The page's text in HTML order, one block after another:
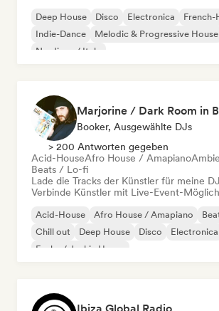
Deep House Disco Electronica French-
Indie-Dance
Melodic & Progressive House
Nu-disco / Italo
Marjorine / Dark Room in
Booker, Ausgewählte DJs
> 200 Antworten gegeben
Acid-HouseAfro House / Amapiano
Beats / Lo-fi
Lade die Tracks der Künstler für meine
Verbinde Künstler mit Live-Event-
Acid-House Afro House / Amapiano
Chill out
Deep House Disco
Electronica
Funky / Jackin House